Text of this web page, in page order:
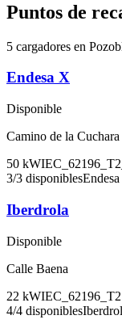
Puntos de
5 cargadores en
Endesa X
Disponible
Camino de la Cuchara
50 kW
3/3 disponibles
Iberdrola
Disponible
Calle Baena
22 kWIEC_62196_T2
4/4 disponibles